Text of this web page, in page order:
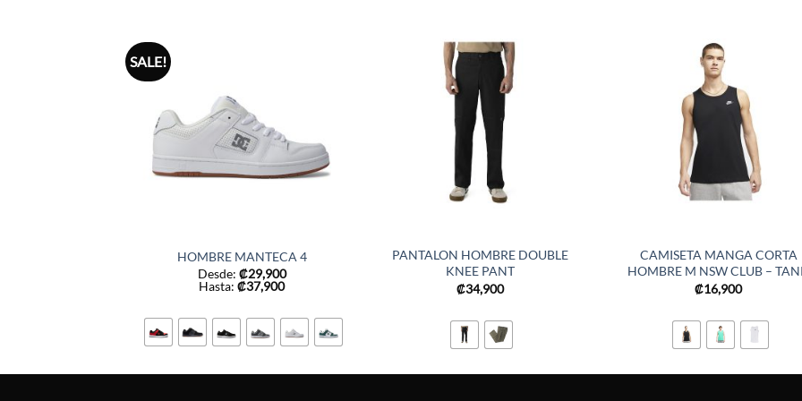
SALE!
HOMBRE MANTECA 4
Desde: ₡29,900
Hasta:₡37,900
PANTALON HOMBRE DOUBLE
KNEE PANT
₡34,900
CAMISETA MANGA CORTA
HOMBRE M NSW CLUB –
₡16,900